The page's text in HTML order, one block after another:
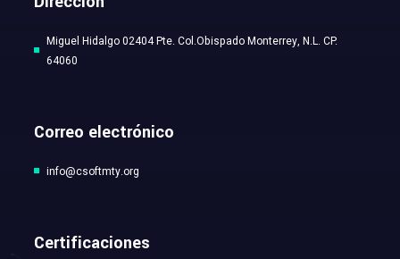
Miguel Hidalgo 02404 Pte. Col.Obispado Monterrey, N.L. CP.
64060
Correo electrónico
info@csoftmty.org
Certificaciones